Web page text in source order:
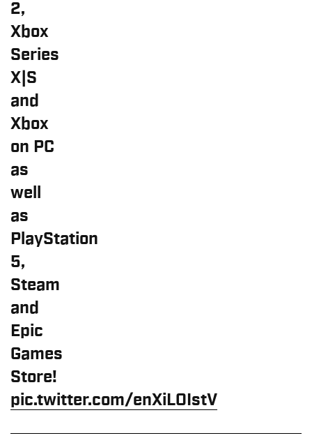
2,
Xbox
Series
X|S
and
Xbox
on PC
as
well
as
PlayStation
5,
Steam
and
Epic
Games
Store!
pic.twitter.com/enXiLOIstV